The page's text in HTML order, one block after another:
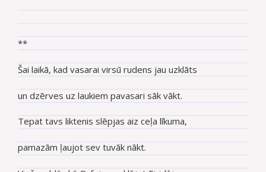
**
Šai laikā, kad vasarai virsū rudens jau uzklāts
un dzērves uz laukiem pavasari sāk vākt.
Tepat tavs liktenis slēpjas aiz ceļa līkuma,
pamazām ļaujot sev tuvāk nākt.